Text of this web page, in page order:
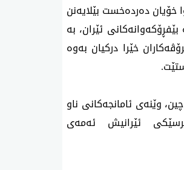
به‌ ئاشكرا وا خۆیان ده‌رده‌خست بێلایه‌نن
ئێران، بە
خێرا درکیان بەوە
وێنەی ئامانجەکانی ناو
ئێرانیش ئەمەی